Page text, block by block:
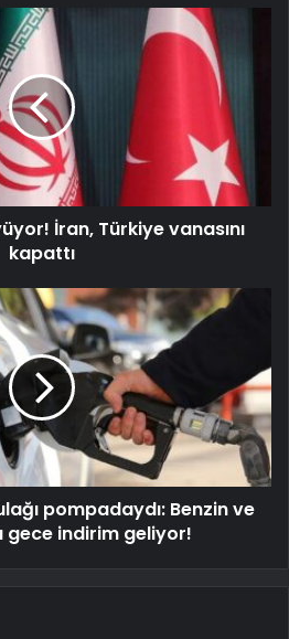
İran, Türkiye vanasını
kapattı
pompadaydı: Benzin ve
gece indirim geliyor!